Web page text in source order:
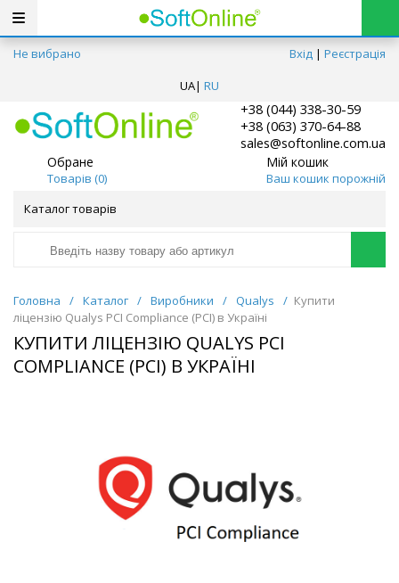
Не вибрано Вхід | Реєстрація
UA| RU
+38 (044) 338-30-59
+38 (063) 370-64-88
sales@softonline.com.ua
Обране
Товарів (0)
Мій кошик
Ваш кошик порожній
Каталог товарів
Головна / Каталог / Виробники / Qualys / Купити
ліцензію Qualys PCI Compliance (PCI) в Україні
КУПИТИ ЛІЦЕНЗІЮ QUALYS PCI
COMPLIANCE (PCI) В УКРАЇНІ